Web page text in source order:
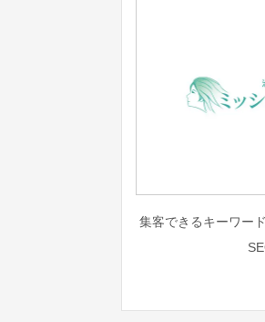
集客できるキーワー